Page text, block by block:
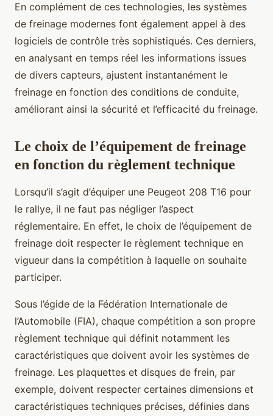
En complément de ces technologies, les systèmes
de freinage modernes font également appel à des
logiciels de contrôle très sophistiqués. Ces derniers,
en analysant en temps réel les informations issues
de divers capteurs, ajustent instantanément le
freinage en fonction des conditions de conduite,
améliorant ainsi la sécurité et l’efficacité du freinage.
Le choix de l’équipement de freinage
en fonction du règlement technique
Lorsqu’il s’agit d’équiper une Peugeot 208 T16 pour
le rallye, il ne faut pas négliger l’aspect
réglementaire. En effet, le choix de l’équipement de
freinage doit respecter le règlement technique en
vigueur dans la compétition à laquelle on souhaite
participer.
Sous l’égide de la Fédération Internationale de
l’Automobile (FIA), chaque compétition a son propre
règlement technique qui définit notamment les
caractéristiques que doivent avoir les systèmes de
freinage. Les plaquettes et disques de frein, par
exemple, doivent respecter certaines dimensions et
caractéristiques techniques précises, définies dans